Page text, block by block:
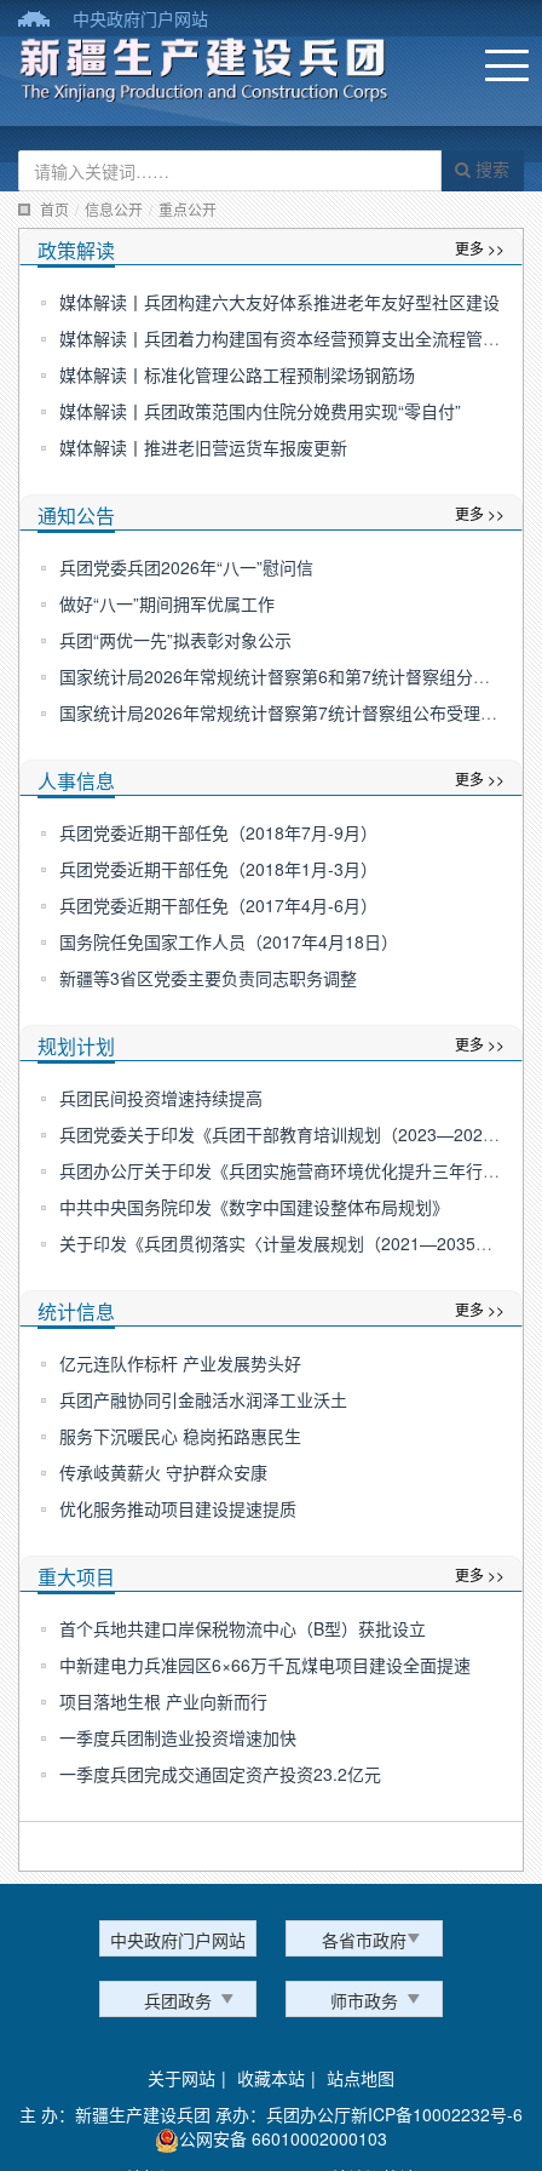
中央政府门户网站
搜索
首页 / 信息公开 / 重点公开
政策解读 更多 >>
媒体解读丨兵团构建六大友好体系推进老年友好型社区建设
媒体解读丨兵团着力构建国有资本经营预算支出全流程管控体系
媒体解读丨标准化管理公路工程预制梁场钢筋场
媒体解读丨兵团政策范围内住院分娩费用实现“零自付”
媒体解读丨推进老旧营运货车报废更新
通知公告 更多 >>
兵团党委兵团2026年“八一”慰问信
做好“八一”期间拥军优属工作
兵团“两优一先”拟表彰对象公示
国家统计局2026年常规统计督察第6和第7统计督察组分别进驻新疆维吾尔自治区和新疆生产建设兵团开展统计督察
国家统计局2026年常规统计督察第7统计督察组公布受理反映新疆生产建设兵团统计违纪违法行为举报方式
人事信息 更多 >>
兵团党委近期干部任免（2018年7月-9月）
兵团党委近期干部任免（2018年1月-3月）
兵团党委近期干部任免（2017年4月-6月）
国务院任免国家工作人员（2017年4月18日）
新疆等3省区党委主要负责同志职务调整
规划计划 更多 >>
兵团民间投资增速持续提高
兵团党委关于印发《兵团干部教育培训规划（2023—2027年）》的通知
兵团办公厅关于印发《兵团实施营商环境优化提升三年行动方案（2023—2025年）》的通知
中共中央国务院印发《数字中国建设整体布局规划》
关于印发《兵团贯彻落实〈计量发展规划（2021—2035年）〉的实施意见》的通知
统计信息 更多 >>
亿元连队作标杆 产业发展势头好
兵团产融协同引金融活水润泽工业沃土
服务下沉暖民心 稳岗拓路惠民生
传承岐黄薪火 守护群众安康
优化服务推动项目建设提速提质
重大项目 更多 >>
首个兵地共建口岸保税物流中心（B型）获批设立
中新建电力兵准园区6×66万千瓦煤电项目建设全面提速
项目落地生根 产业向新而行
一季度兵团制造业投资增速加快
一季度兵团完成交通固定资产投资23.2亿元
中央政府门户网站 各省市政府
兵团政务 师市政务
关于网站 | 收藏本站 | 站点地图
主 办：新疆生产建设兵团 承办：兵团办公厅新ICP备10002232号-6
公网安备 66010002000103